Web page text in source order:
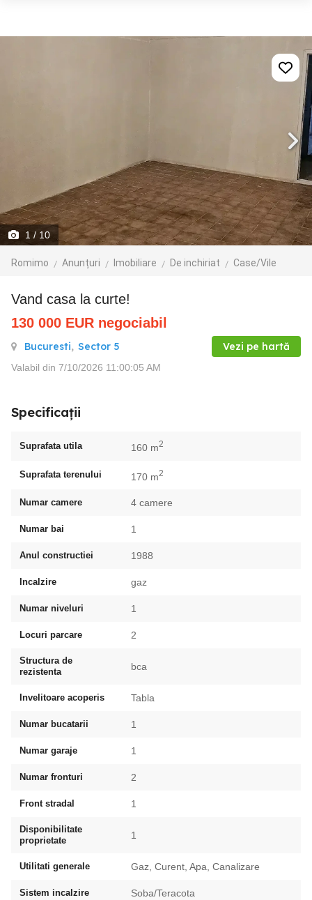
1 / 10
Romimo Anunțuri Imobiliare De inchiriat Case/Vile
Vand casa la curte!
130 000 EUR negociabil
Bucuresti, Sector 5 Vezi pe hartă
Valabil din 7/10/2026 11:00:05 AM
Specificații
Suprafata utila 160 m2
Suprafata terenului 170 m2
Numar camere 4 camere
Numar bai 1
Anul constructiei 1988
Incalzire gaz
Numar niveluri 1
Locuri parcare 2
Structura de
rezistenta
bca
Invelitoare acoperis Tabla
Numar bucatarii 1
Numar garaje 1
Numar fronturi 2
Front stradal 1
Disponibilitate
proprietate
1
Utilitati generale Gaz, Curent, Apa, Canalizare
Sistem incalzire Soba/Teracota